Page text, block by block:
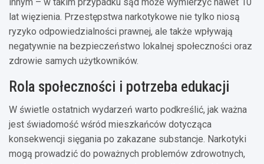
lat więzienia. Przestępstwa narkotykowe nie tylko niosą
ryzyko odpowiedzialności prawnej, ale także wpływają
negatywnie na bezpieczeństwo lokalnej społeczności oraz
zdrowie samych użytkowników.
Rola społeczności i potrzeba edukacji
W świetle ostatnich wydarzeń warto podkreślić, jak ważna
jest świadomość wśród mieszkańców dotycząca
konsekwencji sięgania po zakazane substancje. Narkotyki
mogą prowadzić do poważnych problemów zdrowotnych,